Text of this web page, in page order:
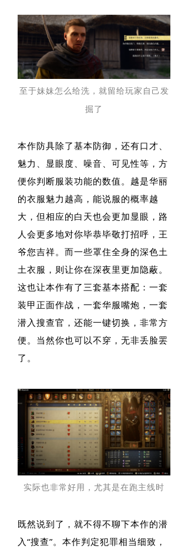
至于妹妹怎么给洗，就留给玩家自己发
掘了
本作防具除了基本防御，还有口才、
魅力、显眼度、噪音、可见性等，方
便你判断服装功能的数值。越是华丽
的衣服魅力越高，能说服的概率越
大，但相应的白天也会更加显眼，路
人会更多地对你毕恭毕敬打招呼，王
爷您吉祥。而一些罩住全身的深色土
土衣服，则让你在深夜里更加隐蔽。
这也让本作有了三套基本搭配：一套
装甲正面作战，一套华服嘴炮，一套
潜入搜查官，还能一键切换，非常方
便。当然你也可以不穿，无非丢脸罢
了。
实际也非常好用，尤其是在跑主线时
既然说到了，就不得不聊下本作的潜
入“搜查”。本作判定犯罪相当细致，